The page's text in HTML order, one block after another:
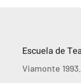
Escuela de
Viamonte